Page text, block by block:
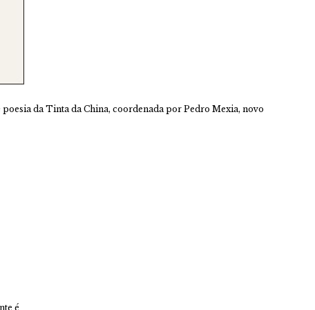
da Tinta da China, coordenada por Pedro Mexia, novo
é